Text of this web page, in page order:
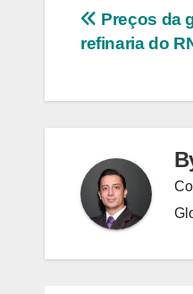
Post
Preços da
refinaria do